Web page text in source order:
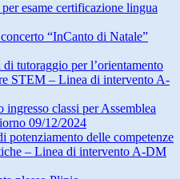
esame certificazione lingua
“InCanto di Natale”
tutoraggio per l’orientamento
STEM – Linea di intervento A-
classi per Assemblea
09/12/2024
delle competenze
– Linea di intervento A-DM